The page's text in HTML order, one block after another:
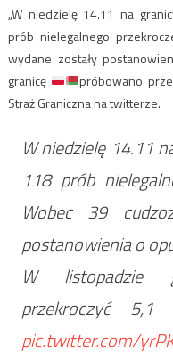
„W niedzielę 14.11 na
prób nielegalnego
wydane zostały
granicę
próbowano
Straż Graniczna na twitterze.
W niedzielę 14.11
118 prób
Wobec 39
postanowienia o
W listopadzie
przekroczyć
pic.twitter.com/